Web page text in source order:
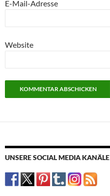
E-Mail-Adresse
Website
UNSERE SOCIAL MEDIA KANÄLE